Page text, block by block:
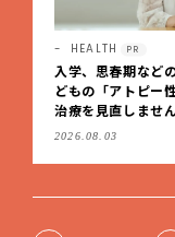
HEALTH PR
入学、思春期など
どもの「アトピー
治療を見直しませ
2026.08.03